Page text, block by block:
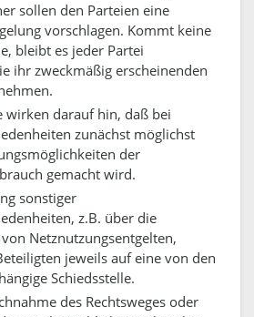
sollen den Parteien eine
vorschlagen. Kommt keine
bleibt es jeder Partei
ihr zweckmäßig erscheinenden
wirken darauf hin, daß bei
zunächst möglichst
der
gemacht wird.
sonstiger
z.B. über die
Netznutzungsentgelten,
jeweils auf eine von den
Schiedsstelle.
des Rechtsweges oder